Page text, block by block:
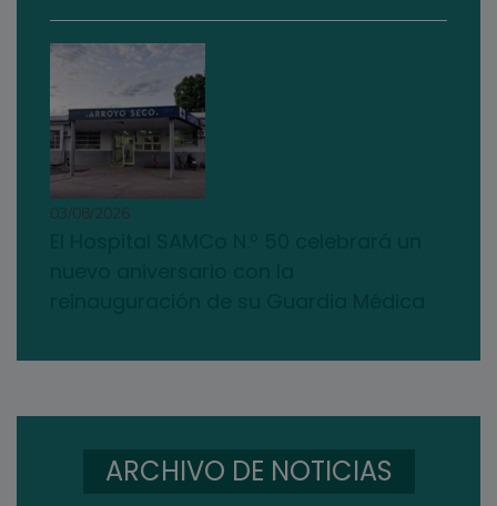
03/08/2026
ARCHIVO DE NOTICIAS